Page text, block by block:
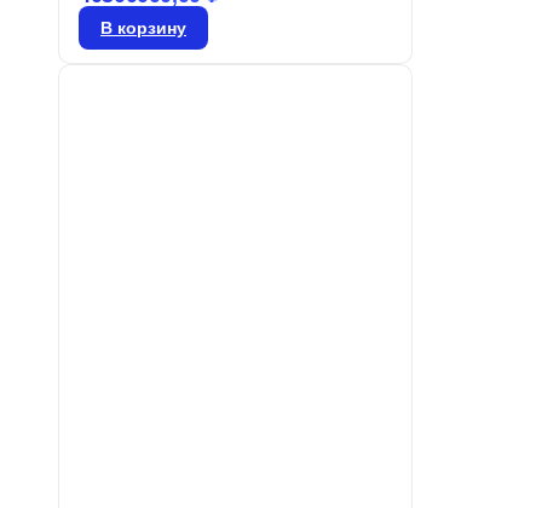
Respironics объединяет удобство
В корзину